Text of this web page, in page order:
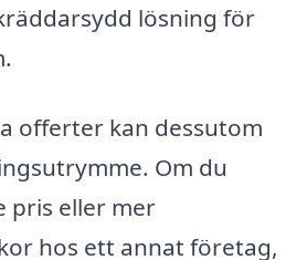
lösning för
offerter kan dessutom
Om du
eller mer
hos ett annat företag,